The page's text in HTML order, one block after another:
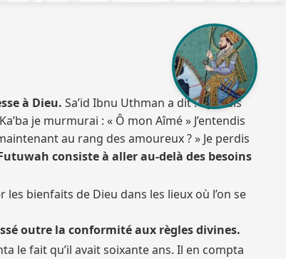
à Dieu. Sa’id Ibnu Uthman a dit : – Je suis
je murmurai : « Ô mon Aîmé » J’entendis
au rang des amoureux ? » Je perdis
consiste à aller au-delà des besoins
bienfaits de Dieu dans les lieux où l’on se
outre la conformité aux règles divines.
le fait qu’il avait soixante ans. Il en compta